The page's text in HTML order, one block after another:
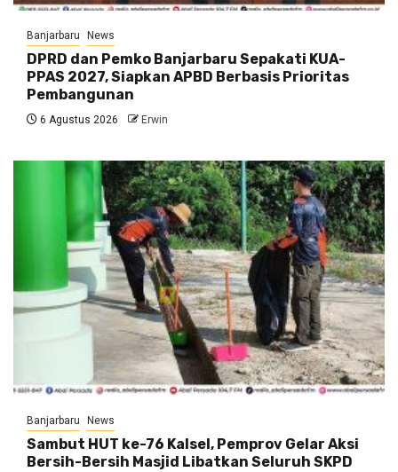
Banjarbaru News
DPRD dan Pemko Banjarbaru Sepakati KUA-
PPAS 2027, Siapkan APBD Berbasis Prioritas
Pembangunan
6 Agustus 2026 Erwin
Banjarbaru News
Sambut HUT ke-76 Kalsel, Pemprov Gelar Aksi
Bersih-Bersih Masjid Libatkan Seluruh SKPD